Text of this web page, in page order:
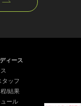
ィース
タッフ
/結果
ール